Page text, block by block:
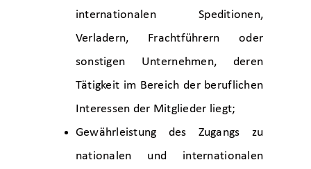
internationalen Speditionen,
Verladern, Frachtführern oder
sonstigen Unternehmen, deren
Tätigkeit im Bereich der beruflichen
Interessen der Mitglieder liegt;
Gewährleistung des Zugangs zu
nationalen und internationalen